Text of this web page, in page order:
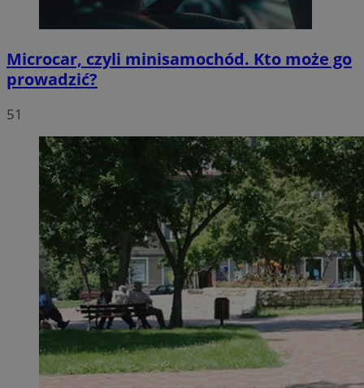
Microcar, czyli minisamochód. Kto może go
prowadzić?
51